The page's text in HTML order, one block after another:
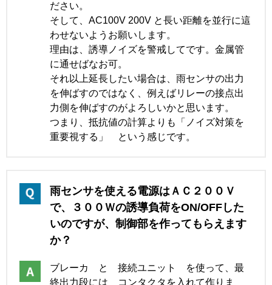
ださい。
そして、AC100V 200V と長い距離を並行に這
わせないようお願いします。
理由は、誘導ノイズを警戒してです。金属管
に通せばなお可。
それ以上延長したい場合は、雨センサの出力
を伸ばすのではなく、例えばリレーの接点出
力側を伸ばすのがよろしいかと思います。
つまり、抵抗値の計算よりも「ノイズ対策を
重要視する」 という感じです。
雨センサを使える電源はＡＣ２００Ｖ
で、３００Ｗの誘導負荷をON/OFFした
いのですが、制御部を作ってもらえます
か？
ブレーカ と 接続ユニット を使って、最
終出力段には コンタクタを入れて作りま